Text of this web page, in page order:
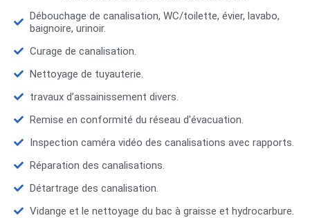
Débouchage de canalisation, WC/toilette, évier, lavabo,
baignoire, urinoir.
Curage de canalisation.
Nettoyage de tuyauterie.
travaux d’assainissement divers.
Remise en conformité du réseau d'évacuation.
Inspection caméra vidéo des canalisations avec rapports.
Réparation des canalisations.
Détartrage des canalisation.
Vidange et le nettoyage du bac à graisse et hydrocarbure.